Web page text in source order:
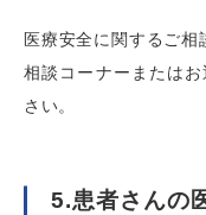
医療安全に関するご
相談コーナーまたは
さい。
5.患者さんの